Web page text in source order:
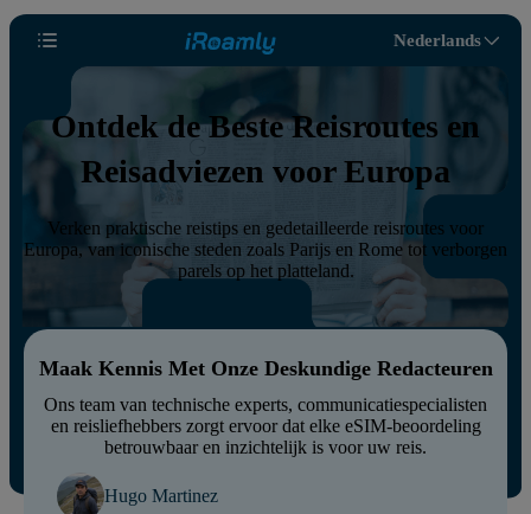
Nederlands
Ontdek de Beste Reisroutes en
Reisadviezen voor Europa
Verken praktische reistips en gedetailleerde reisroutes voor
Europa, van iconische steden zoals Parijs en Rome tot verborgen
parels op het platteland.
Maak Kennis Met Onze Deskundige Redacteuren
Ons team van technische experts, communicatiespecialisten
en reisliefhebbers zorgt ervoor dat elke eSIM-beoordeling
betrouwbaar en inzichtelijk is voor uw reis.
Hugo Martinez